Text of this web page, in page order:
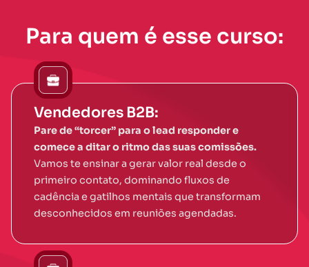
Para quem é esse curso:
Vendedores B2B:
Pare de “torcer” para o lead responder e
comece a ditar o ritmo das suas comissões.
Vamos te ensinar a gerar valor real desde o
primeiro contato, dominando fluxos de
cadência e gatilhos mentais que transformam
desconhecidos em reuniões agendadas.